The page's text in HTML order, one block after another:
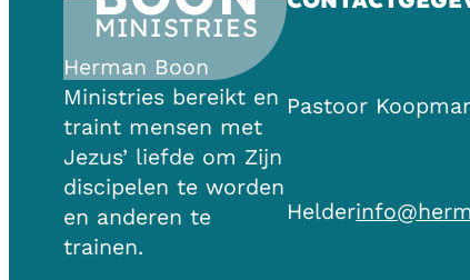
MINISTRIES
Herman Boon
Ministries bereikt en
traint mensen met
Jezus’ liefde om Zijn
discipelen te worden
en anderen te
trainen.
Pastoor
Helder